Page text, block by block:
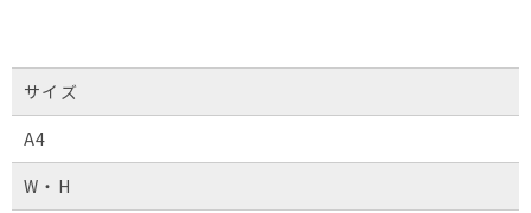
サイズ
A4
W・H